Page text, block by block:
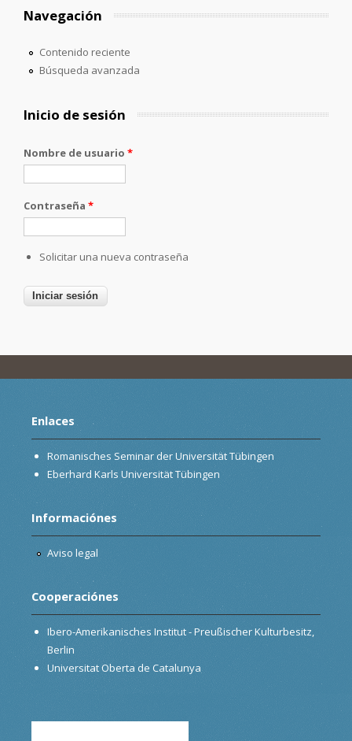
Navegación
Contenido reciente
Búsqueda avanzada
Inicio de sesión
Nombre de usuario *
Contraseña *
Solicitar una nueva contraseña
Enlaces
Romanisches Seminar der Universität Tübingen
Eberhard Karls Universität Tübingen
Informaciónes
Aviso legal
Cooperaciónes
Ibero-Amerikanisches Institut - Preußischer Kulturbesitz,
Berlin
Universitat Oberta de Catalunya